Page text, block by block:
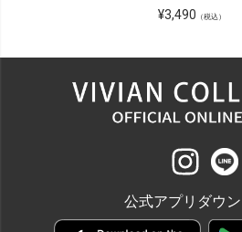
¥3,490 （税込）
公式アプリダウ